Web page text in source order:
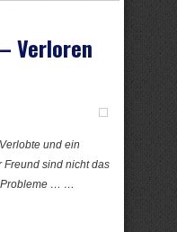
Verloren
und ein
Freund sind nicht das
Probleme … …